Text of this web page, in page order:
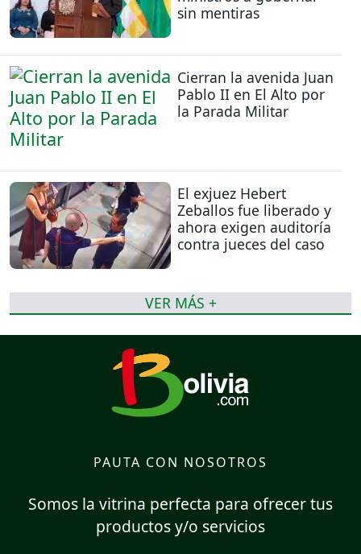
sin mentiras
Cierran la avenida Juan
Pablo II en El Alto por
la Parada Militar
El exjuez Hebert
Zeballos fue liberado y
ahora exigen auditoría
contra jueces del caso
VER MÁS +
PAUTA CON NOSOTROS
Somos la vitrina perfecta para ofrecer tus
productos y/o servicios